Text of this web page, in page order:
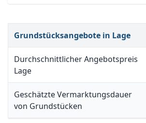
Grundstücksangebote in Lage
Durchschnittlicher Angebotspreis
Lage
Geschätzte Vermarktungsdauer
von Grundstücken